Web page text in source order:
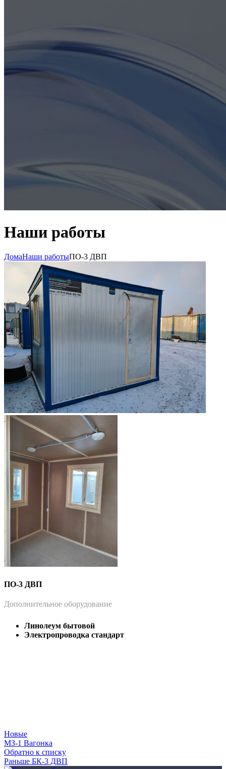
Наши работы
ДомаНаши работыПО-3 ДВП
ПО-3 ДВП
Дополнительное оборудование
Линолеум бытовой
Электропроводка стандарт
Новые
МЗ-1 Вагонка
Обратно к списку
Раньше БК-3 ДВП